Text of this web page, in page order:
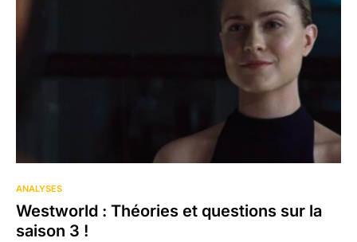
ANALYSES
Westworld : Théories et questions sur la
saison 3 !